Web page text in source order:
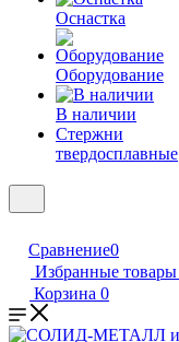
Оснастка
Оборудование
В наличии
Стержни
твердосплавные
Сравнение0
Избранные товары
Корзина 0